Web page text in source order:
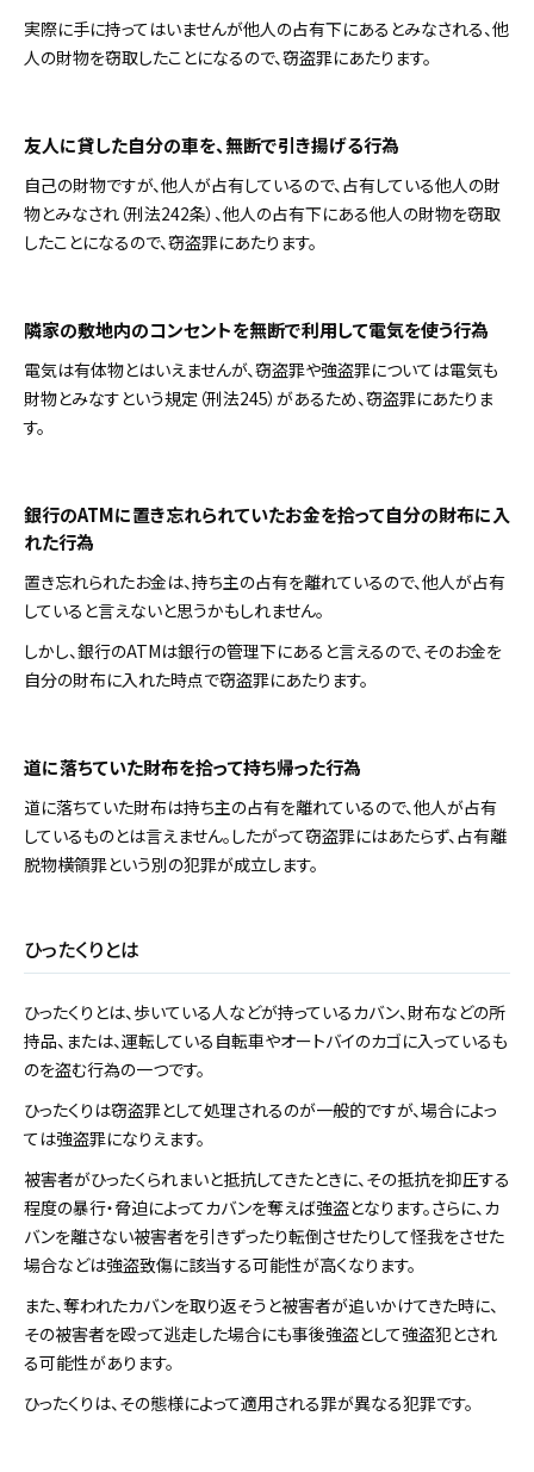
実際に手に持ってはいませんが他人の占有下にあるとみなされる、他
人の財物を窃取したことになるので、窃盗罪にあたります。
友人に貸した自分の車を、無断で引き揚げる行為
自己の財物ですが、他人が占有しているので、占有している他人の財
物とみなされ（刑法242条）、他人の占有下にある他人の財物を窃取
したことになるので、窃盗罪にあたります。
隣家の敷地内のコンセントを無断で利用して電気を使う行為
電気は有体物とはいえませんが、窃盗罪や強盗罪については電気も
財物とみなすという規定（刑法245）があるため、窃盗罪にあたりま
す。
銀行のATMに置き忘れられていたお金を拾って自分の財布に入
れた行為
置き忘れられたお金は、持ち主の占有を離れているので、他人が占有
していると言えないと思うかもしれません。
しかし、銀行のATMは銀行の管理下にあると言えるので、そのお金を
自分の財布に入れた時点で窃盗罪にあたります。
道に落ちていた財布を拾って持ち帰った行為
道に落ちていた財布は持ち主の占有を離れているので、他人が占有
しているものとは言えません。したがって窃盗罪にはあたらず、占有離
脱物横領罪という別の犯罪が成立します。
ひったくりとは
ひったくりとは、歩いている人などが持っているカバン、財布などの所
持品、または、運転している自転車やオートバイのカゴに入っているも
のを盗む行為の一つです。
ひったくりは窃盗罪として処理されるのが一般的ですが、場合によっ
ては強盗罪になりえます。
被害者がひったくられまいと抵抗してきたときに、その抵抗を抑圧する
程度の暴行・脅迫によってカバンを奪えば強盗となります。さらに、カ
バンを離さない被害者を引きずったり転倒させたりして怪我をさせた
場合などは強盗致傷に該当する可能性が高くなります。
また、奪われたカバンを取り返そうと被害者が追いかけてきた時に、
その被害者を殴って逃走した場合にも事後強盗として強盗犯とされ
る可能性があります。
ひったくりは、その態様によって適用される罪が異なる犯罪です。